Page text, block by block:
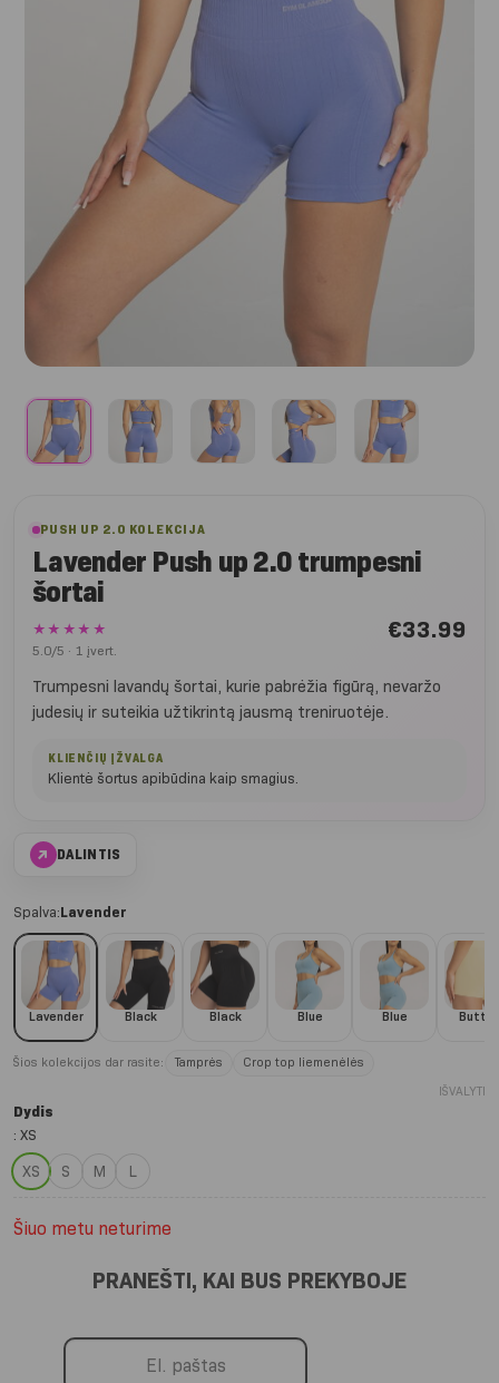
PUSH UP 2.0 KOLEKCIJA
Lavender Push up 2.0 trumpesni
šortai
★★★★★
5.0/5 · 1 įvert.
€33.99
Trumpesni lavandų šortai, kurie pabrėžia figūrą, nevaržo
judesių ir suteikia užtikrintą jausmą treniruotėje.
KLIENČIŲ ĮŽVALGA
Klientė šortus apibūdina kaip smagius.
↗ DALINTIS
Spalva:Lavender
Lavender Black Black Blue Blue Butter
Šios kolekcijos dar rasite: Tamprės Crop top liemenėlės
Dydis
: XS
XS S M L
IŠVALYTI
Šiuo metu neturime
PRANEŠTI, KAI BUS PREKYBOJE